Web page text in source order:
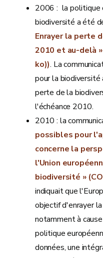
2006 : la politique
biodiversité a été
Enrayer la perte
2010 et au-delà
ko)). La
pour la
perte de la
l'échéance 2010.
2010 : la
possibles pour
concerne la
l'Union
biodiversité »
indiquait que
objectif d'enrayer
notamment à
politique
données, une